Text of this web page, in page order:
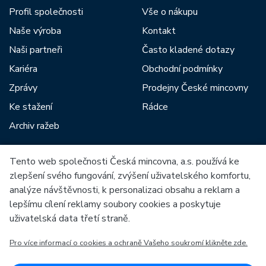
Profil společnosti
Naše výroba
Naši partneři
Kariéra
Zprávy
Ke stažení
Archiv ražeb
Vše o nákupu
Kontakt
Často kladené dotazy
Obchodní podmínky
Prodejny České mincovny
Rádce
Mezi naše partnery patří:
Evropská unie
OP Podnikání a inovace pro konkurenceschopnost
Tento web společnosti Česká mincovna, a.s. používá ke
zlepšení svého fungování, zvýšení uživatelského komfortu,
analýze návštěvnosti, k personalizaci obsahu a reklam a
lepšímu cílení reklamy soubory cookies a poskytuje
uživatelská data třetí straně.
Pro více informací o cookies a ochraně Vašeho soukromí klikněte zde.